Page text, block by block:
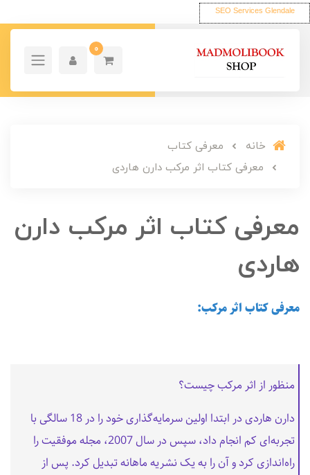
SEO Services Glendale
0
خانه
معرفی کتاب
معرفی کتاب اثر مرکب دارن هاردی
معرفی کتاب اثر مرکب دارن
هاردی
معرفی کتاب اثر مرکب:
منظور از اثر مرکب چیست؟
دارن هاردی در ابتدا اولین سرمایه‌گذاری خود را در 18 سالگی با
تجربه‌ای کم انجام داد، سپس در سال 2007، مجله موفقیت را
راه‌اندازی کرد و آن را به یک نشریه ماهانه تبدیل کرد. پس از